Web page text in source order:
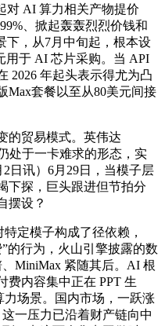
对 AI 算力相关产物提价
、掀起轰轰烈烈价钱和
下，从7月中旬起，根本设
用于 AI 芯片采购。当 API
2026 年起头表示得尤为凸
Max套餐以至从80美元间接
贸易模式。英伟达
处于一卡难求的形态，实
日讯）6月29日，当模子层
下探，巨头跟进但节拍分
摆设？
定模子构成了径依赖，
的行为，火山引擎披露的数
MiniMax 紧随其后。AI 根
费内容集中正在 PPT 生
力场景。国内市场，一跃涨
一压力已沿着财产链向中